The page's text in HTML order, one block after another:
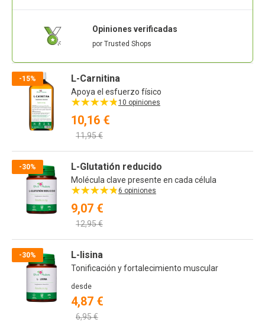
Opiniones verificadas
por Trusted Shops
-15% L-Carnitina
Apoya el esfuerzo físico
10 opiniones
10,16 €
11,95 €
-30% L-Glutatión reducido
Molécula clave presente en cada célula
6 opiniones
9,07 €
12,95 €
-30% L-lisina
Tonificación y fortalecimiento muscular
desde
4,87 €
6,95 €